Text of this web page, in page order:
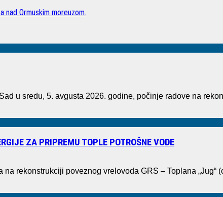
nad Ormuskim moreuzom.
u sredu, 5. avgusta 2026. godine, počinje radove na
ZA PRIPREMU TOPLE POTROŠNE VODE
rekonstrukciji poveznog vrelovoda GRS – Toplana „Jug“